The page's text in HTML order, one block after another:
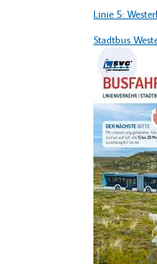
Linie 5:
Stadtbus